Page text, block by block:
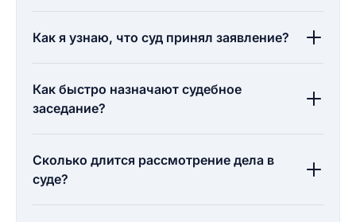
Как я узнаю, что суд принял заявление?
Как быстро назначают судебное
заседание?
Сколько длится рассмотрение дела в
суде?